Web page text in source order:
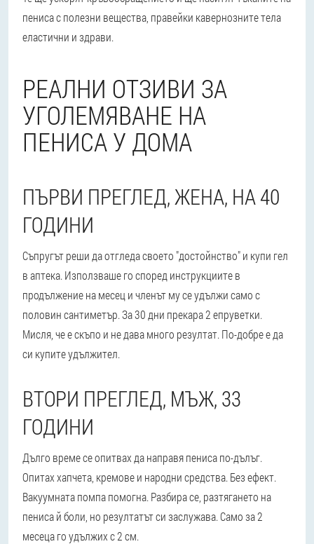
пениса с полезни вещества, правейки кавернозните тела
еластични и здрави.
РЕАЛНИ ОТЗИВИ ЗА
УГОЛЕМЯВАНЕ НА
ПЕНИСА У ДОМА
ПЪРВИ ПРЕГЛЕД, ЖЕНА, НА 40
ГОДИНИ
Съпругът реши да отгледа своето "достойнство" и купи гел
в аптека. Използваше го според инструкциите в
продължение на месец и членът му се удължи само с
половин сантиметър. За 30 дни прекара 2 епруветки.
Мисля, че е скъпо и не дава много резултат. По-добре е да
си купите удължител.
ВТОРИ ПРЕГЛЕД, МЪЖ, 33
ГОДИНИ
Дълго време се опитвах да направя пениса по-дълъг.
Опитах хапчета, кремове и народни средства. Без ефект.
Вакуумната помпа помогна. Разбира се, разтягането на
пениса й боли, но резултатът си заслужава. Само за 2
месеца го удължих с 2 см.